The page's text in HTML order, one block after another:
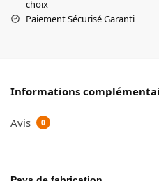
choix
Paiement Sécurisé Garanti
Informations
Avis 0